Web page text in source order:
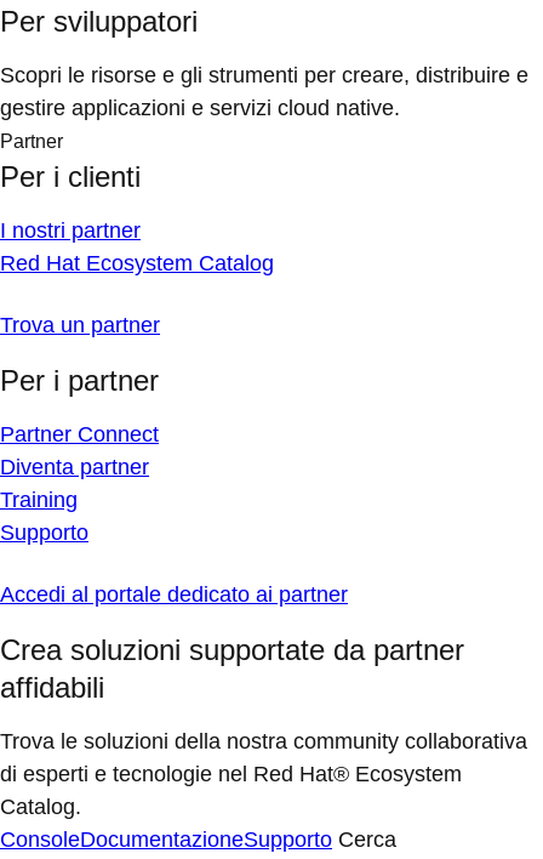
Per sviluppatori
Scopri le risorse e gli strumenti per creare, distribuire e
gestire applicazioni e servizi cloud native.
Partner
Per i clienti
I nostri partner
Red Hat Ecosystem Catalog
Trova un partner
Per i partner
Partner Connect
Diventa partner
Training
Supporto
Accedi al portale dedicato ai partner
Crea soluzioni supportate da partner
affidabili
Trova le soluzioni della nostra community collaborativa
di esperti e tecnologie nel Red Hat® Ecosystem
Catalog.
ConsoleDocumentazioneSupporto Cerca